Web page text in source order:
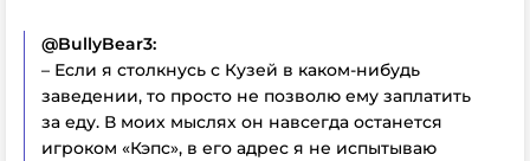
@BullyBear3:
– Если я столкнусь с Кузей в каком-нибудь
заведении, то просто не позволю ему заплатить
за еду. В моих мыслях он навсегда останется
игроком «Кэпс», в его адрес я не испытываю